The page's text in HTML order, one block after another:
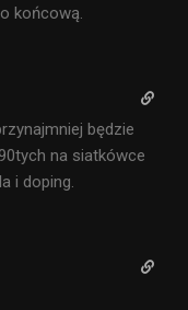
końcową.
będzie
na siatkówce
i doping.